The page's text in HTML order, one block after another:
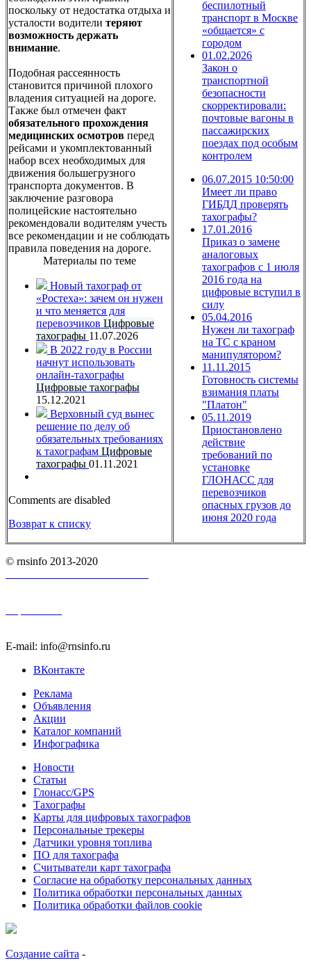
поскольку от недостатка отдыха и
усталости водители теряют
возможность держать
внимание.
Подобная рассеянность
становится причиной плохого
владения ситуацией на дороге.
Также был отмечен факт
обязательного прохождения
медицинских осмотров перед
рейсами и укомплектованный
набор всех необходимых для
движения большегрузного
транспорта документов. В
заключение разговора
полицейские настоятельно
рекомендовали водителям учесть
все рекомендации и не соблюдать
правила поведения на дороге.
Материалы по теме
Новый тахограф от
«Ростеха»: зачем он нужен
и что меняется для
перевозчиков Цифровые
тахографы 11.07.2026
В 2022 году в России
начнут использовать
онлайн-тахографы
Цифровые тахографы
15.12.2021
Верховный суд вынес
решение по делу об
обязательных требованиях
к тахографам Цифровые
тахографы 01.11.2021
Comments are disabled
Возврат к списку
беспилотный
транспорт в Москве
«общается» с
городом
01.02.2026
Закон о
транспортной
безопасности
скорректировали:
почтовые вагоны в
пассажирских
поездах под особым
контролем
06.07.2015 10:50:00
Имеет ли право
ГИБДД проверять
тахографы?
17.01.2016
Приказ о замене
аналоговых
тахографов с 1 июля
2016 года на
цифровые вступил в
силу
05.04.2016
Нужен ли тахограф
на ТС с краном
манипулятором?
11.11.2015
Готовность системы
взимания платы
"Платон"
05.11.2019
Приостановлено
действие
требований по
установке
ГЛОНАСС для
перевозчиков
опасных грузов до
июня 2020 года
© rnsinfo 2013-2020
E-mail: info@rnsinfo.ru
ВКонтакте
Реклама
Объявления
Акции
Каталог компаний
Инфографика
Новости
Статьи
Глонасс/GPS
Тахографы
Карты для цифровых тахографов
Персональные трекеры
Датчики уровня топлива
ПО для тахографа
Считыватели карт тахографа
Согласие на обработку персональных данных
Политика обработки персональных данных
Политика обработки файлов cookie
Создание сайта -